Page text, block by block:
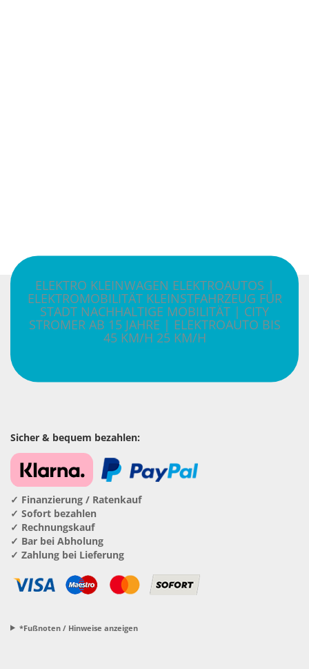
ELEKTRO KLEINWAGEN ELEKTROAUTOS |
ELEKTROMOBILITÄT KLEINSTFAHRZEUG FÜR
STADT NACHHALTIGE MOBILITÄT | CITY
STROMER AB 15 JAHRE | ELEKTROAUTO BIS
45 KM/H 25 KM/H
Sicher & bequem bezahlen:
✓ Finanzierung / Ratenkauf
✓ Sofort bezahlen
✓ Rechnungskauf
✓ Bar bei Abholung
✓ Zahlung bei Lieferung
*Fußnoten / Hinweise anzeigen